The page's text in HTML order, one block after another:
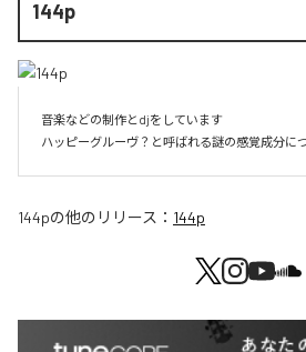
144p
音楽などの制作とdjをしています
ハッピーグルーヴ？と呼ばれる謎の感覚成分に
144pの他のリリース： 144p